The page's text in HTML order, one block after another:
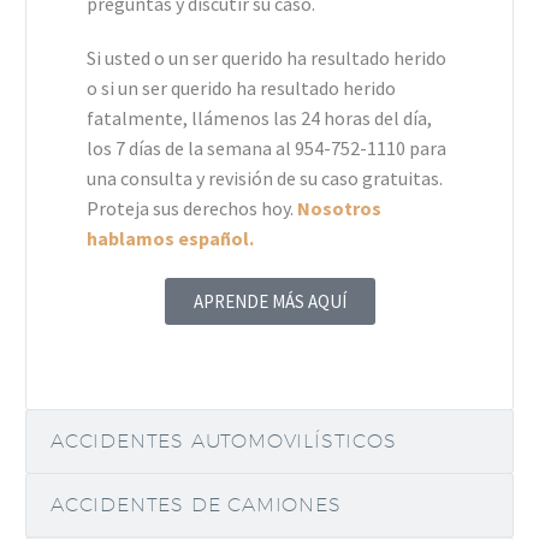
Si usted o un ser querido ha resultado herido
o si un ser querido ha resultado herido
fatalmente, llámenos las 24 horas del día,
los 7 días de la semana al 954-752-1110 para
una consulta y revisión de su caso gratuitas.
Proteja sus derechos hoy. Nosotros
hablamos español.
APRENDE MÁS AQUÍ
ACCIDENTES AUTOMOVILÍSTICOS
ACCIDENTES DE CAMIONES